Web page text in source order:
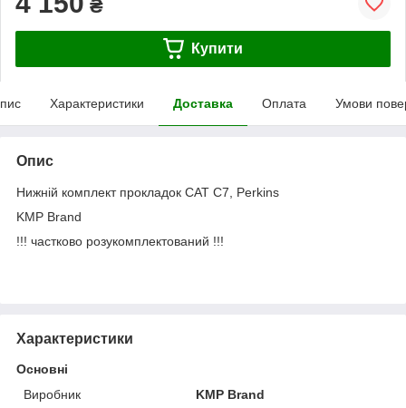
₴
Купити
Характеристики Доставка Оплата Умови
Опис
Нижній комплект прокладок CAT C7, Perkins
KMP Brand
!!! частково розукомплектований !!!
Характеристики
Основні
Виробник
KMP Brand